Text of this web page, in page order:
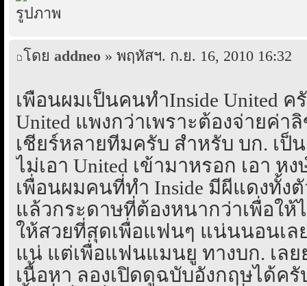
โดย addneo » พฤหัสฯ. ก.ย. 16, 2010 16:32
เพื่อนผมเป็นคนทำInside United ค
United แพงกว่าเพราะต้องจ่ายค่
เชียร์หลายทีมครับ สำหรับ บก. เ
ไม่เอา United เข้ามาหรอก เอา
เพื่อนผมคนที่ทำ Inside มีผีแดงทั้ง
แล้วกระดาษที่ต้องหนากว่าเพื่อใ
ให้สวยที่สุดเพื่อแฟนๆ แน่นนอนเล
แน่ แต่เพื่อแฟนแมนยู ทางบก. เล
เนื้อหา ลองเปิดดูฉบับอังกฤษได้ครั